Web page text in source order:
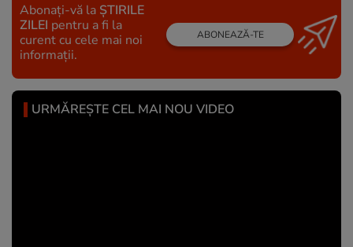
Abonați-vă la ȘTIRILE
ZILEI pentru a fi la
curent cu cele mai noi
informații.
ABONEAZĂ-TE
URMĂREȘTE CEL MAI NOU VIDEO